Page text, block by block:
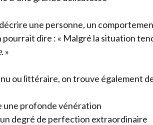
une personne, un
pourrait dire : « Malgré la situation
. »
ou littéraire, on trouve également
une profonde vénération
degré de perfection extraordinaire